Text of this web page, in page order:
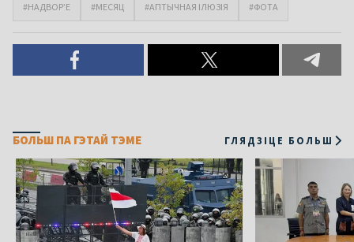
#НАДВОР’Е #МЕСЯЦ #АПТЫЧНАЯ ІЛЮЗІЯ #ФОТА
БОЛЬШ ПА ГЭТАЙ ТЭМЕ ГЛЯДЗІЦЕ БОЛЬШ